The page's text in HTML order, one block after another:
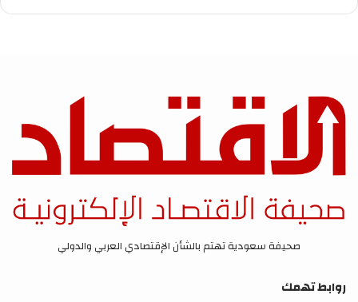
صحيفة سعودية تهتم بالشأن الإقتصادي العربي والدولي
روابط تهمك